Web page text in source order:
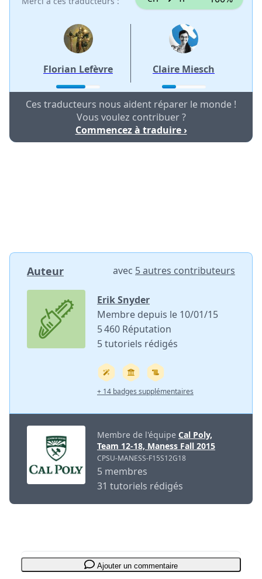
Florian Lefèvre Claire Miesch
Ces traducteurs nous aident réparer le monde !
Vous voulez contribuer ?
Commencez à traduire ›
Auteur avec 5 autres contributeurs
Erik Snyder
Membre depuis le 10/01/15
5 460 Réputation
5 tutoriels rédigés
+ 14 badges supplémentaires
Membre de l'équipe Cal Poly,
Team 12-18, Maness Fall 2015
CPSU-MANESS-F15S12G18
5 membres
31 tutoriels rédigés
Ajouter un commentaire